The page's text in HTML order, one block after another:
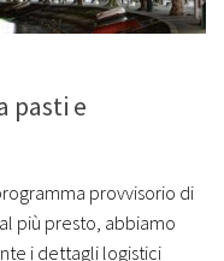
pasti e
provvisorio di
più presto, abbiamo
i dettagli logistici